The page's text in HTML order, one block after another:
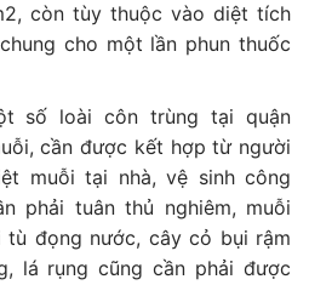
còn tùy thuộc vào diệt tích
cho một lần phun thuốc
số loài côn trùng tại quận
cần được kết hợp từ người
muỗi tại nhà, vệ sinh công
phải tuân thủ nghiêm, muỗi
đọng nước, cây cỏ bụi rậm
lá rụng cũng cần phải được